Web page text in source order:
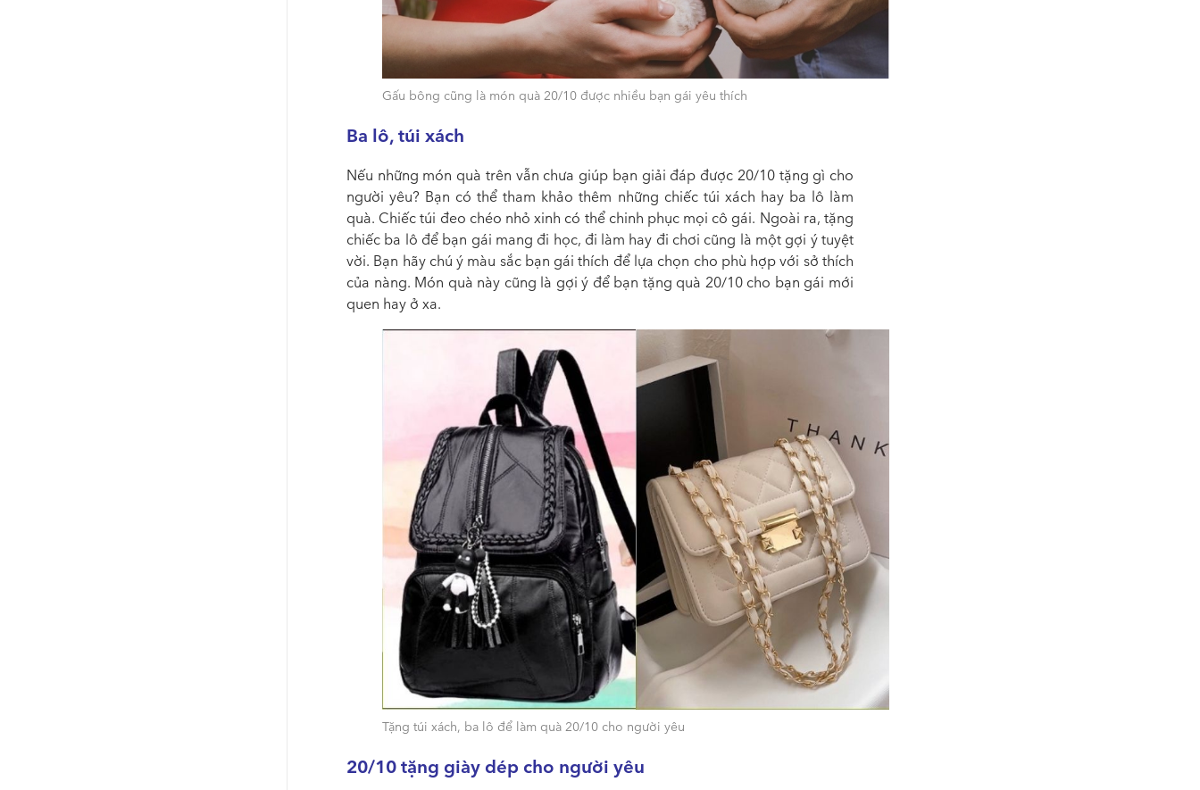
Gấu bông cũng là món quà 20/10 được nhiều bạn gái yêu thích
Ba lô, túi xách
Nếu những món quà trên vẫn chưa giúp bạn giải đáp được 20/10 tặng gì cho
người yêu? Bạn có thể tham khảo thêm những chiếc túi xách hay ba lô làm
quà. Chiếc túi đeo chéo nhỏ xinh có thể chinh phục mọi cô gái. Ngoài ra, tặng
chiếc ba lô để bạn gái mang đi học, đi làm hay đi chơi cũng là một gợi ý tuyệt
vời. Bạn hãy chú ý màu sắc bạn gái thích để lựa chọn cho phù hợp với sở thích
của nàng. Món quà này cũng là gợi ý để bạn tặng quà 20/10 cho bạn gái mới
quen hay ở xa.
Tặng túi xách, ba lô để làm quà 20/10 cho người yêu
20/10 tặng giày dép cho người yêu